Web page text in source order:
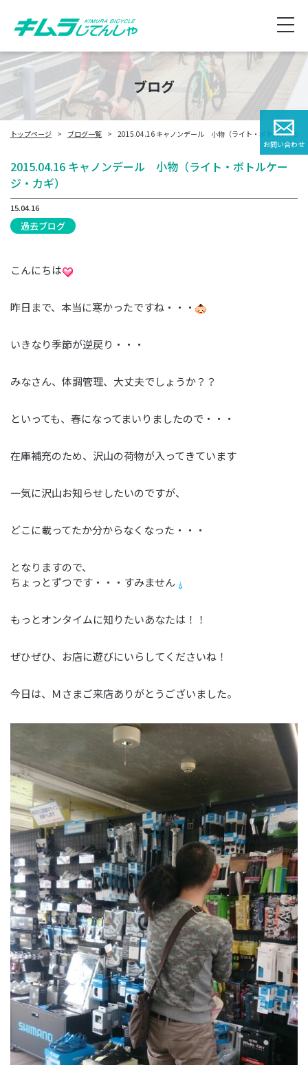
ブログ
トップページ ブログ一覧 2015.04.16 キャノンデール 小物（ライト・ボトルケージ
2015.04.16 キャノンデール 小物（ライト・ボトルケー
ジ・カギ）
15.04.16
過去ブログ
こんにちは
昨日まで、本当に寒かったですね・・・
いきなり季節が逆戻り・・・
みなさん、体調管理、大丈夫でしょうか？？
といっても、春になってまいりましたので・・・
在庫補充のため、沢山の荷物が入ってきています
一気に沢山お知らせしたいのですが、
どこに載ってたか分からなくなった・・・
となりますので、
ちょっとずつです・・・すみません
もっとオンタイムに知りたいあなたは！！
ぜひぜひ、お店に遊びにいらしてくださいね！
今日は、Ｍさまご来店ありがとうございました。
お問い合わせ